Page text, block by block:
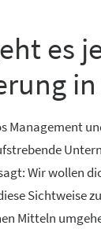
es
in
Management
Wir wollen
Sichtweise
Mitteln